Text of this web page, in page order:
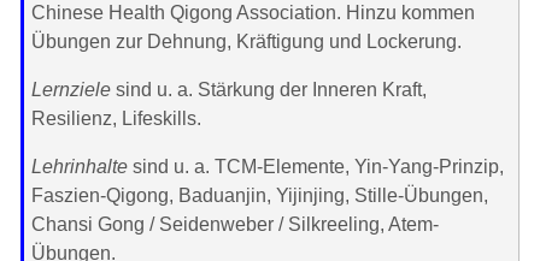
Chinese Health Qigong Association. Hinzu kommen
Übungen zur Dehnung, Kräftigung und Lockerung.
Lernziele sind u. a. Stärkung der Inneren Kraft,
Resilienz, Lifeskills.
Lehrinhalte sind u. a. TCM-Elemente, Yin-Yang-Prinzip,
Faszien-Qigong, Baduanjin, Yijinjing, Stille-Übungen,
Chansi Gong / Seidenweber / Silkreeling, Atem-
Übungen.